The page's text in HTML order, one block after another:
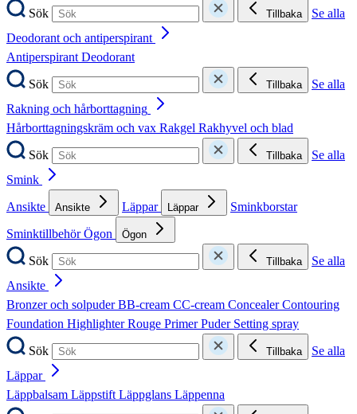
Sök
Tillbaka
Se alla
Deodorant och antiperspirant
AntiperspirantDeodorant
Sök
Tillbaka
Se alla
Rakning och hårborttagning
Hårborttagningskräm och vax Rakgel Rakhyvel och blad
Sök
Tillbaka
Se alla
Smink
Ansikte
Ansikte Läppar Läppar
Sminkborstar
SminktillbehörÖgon Ögon
Sök Tillbaka
Se alla
Ansikte
Bronzer och solpuderBB-cream CC-cream ConcealerContouring
Foundation HighlighterRouge PrimerPuder Setting spray
Sök
Tillbaka
Se alla
Läppar
Läppbalsam LäppstiftLäppglans Läppenna